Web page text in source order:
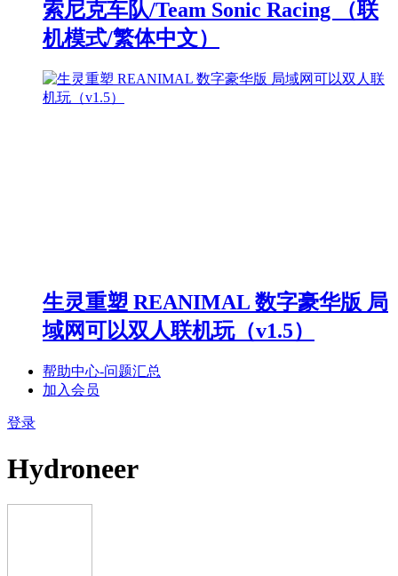
索尼克车队/Team Sonic Racing （联
机模式/繁体中文）
生灵重塑 REANIMAL 数字豪华版 局
域网可以双人联机玩（v1.5）
帮助中心-问题汇总
加入会员
登录
Hydroneer